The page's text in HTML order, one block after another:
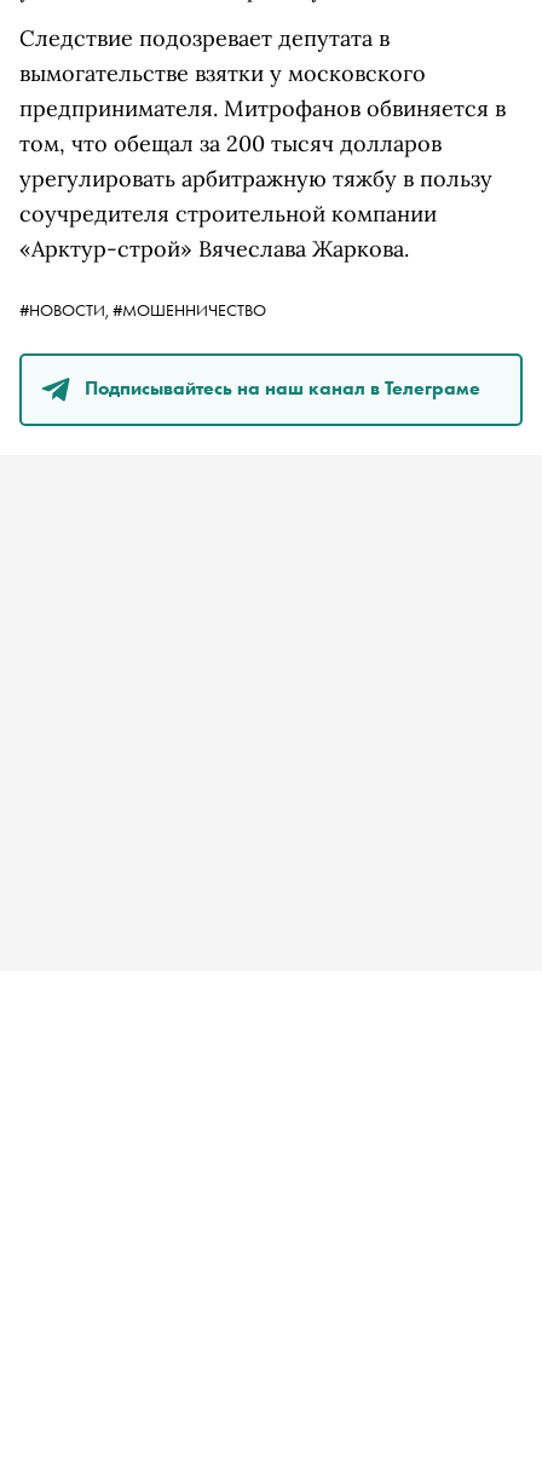
Следствие подозревает депутата в
вымогательстве взятки у московского
предпринимателя. Митрофанов обвиняется в
том, что обещал за 200 тысяч долларов
урегулировать арбитражную тяжбу в пользу
соучредителя строительной компании
«Арктур-строй» Вячеслава Жаркова.
#НОВОСТИ, #МОШЕННИЧЕСТВО
Подписывайтесь на наш канал в Телеграме